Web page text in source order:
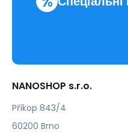
NANOSHOP s.r.o.
Příkop 843/4
60200 Brno